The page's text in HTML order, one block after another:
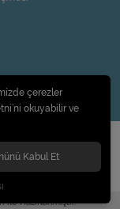
. Tüm hakları saklıdır.
Hazırlanmıştır.
çerezler
okuyabilir ve
Kabul Et